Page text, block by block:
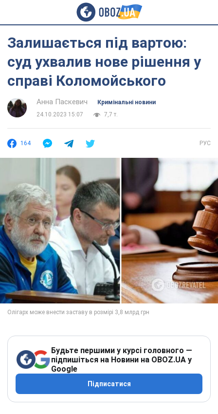
Залишається під вартою:
суд ухвалив нове рішення у
справі Коломойського
Анна Паскевич
Кримінальні новини
24.10.2023 15:07
7,7 т.
164 РУС
Будьте першими у курсі головного —
підпишіться на Новини на OBOZ.UA у
Google
Підписатися